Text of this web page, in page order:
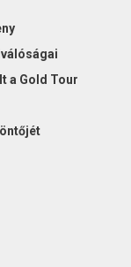
a Gold Tour